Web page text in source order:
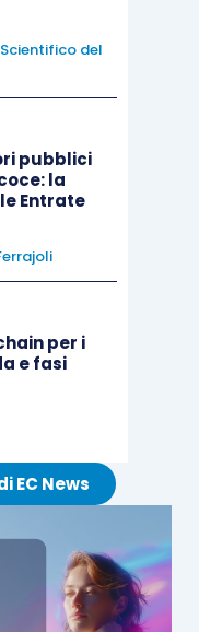
misure protettive,
in ogni momento
della loro
esito delle
rispetto al
del
pubblici
la
Entrate
per i
e fasi
EC News